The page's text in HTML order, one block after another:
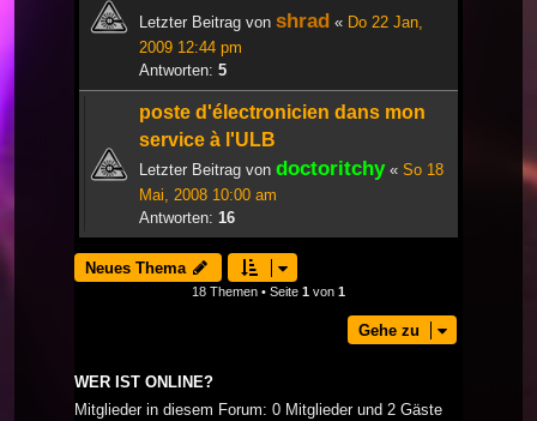
Letzter Beitrag von shrad « Do 22 Jan,
2009 12:44 pm
Antworten: 5
poste d'électronicien dans mon
service à l'ULB
Letzter Beitrag von doctoritchy« So 18
Mai, 2008 10:00 am
Antworten: 16
Neues Thema
18 Themen • Seite 1 von 1
Gehe zu
WER IST ONLINE?
Mitglieder in diesem Forum: 0 Mitglieder und 2 Gäste